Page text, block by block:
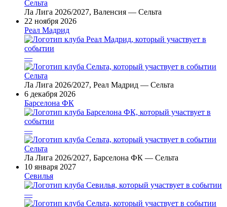
Сельта
Ла Лига 2026/2027, Валенсия — Сельта
22 ноября 2026
Реал Мадрид
—
Сельта
Ла Лига 2026/2027, Реал Мадрид — Сельта
6 декабря 2026
Барселона ФК
—
Сельта
Ла Лига 2026/2027, Барселона ФК — Сельта
10 января 2027
Севилья
—